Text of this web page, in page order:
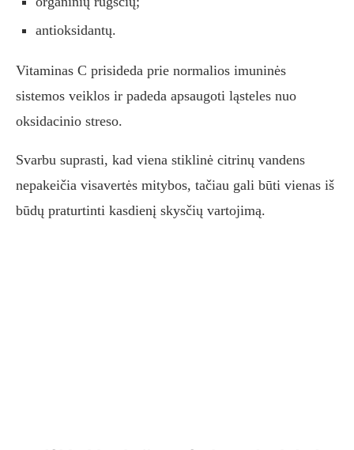
antioksidantų.
Vitaminas C prisideda prie normalios imuninės
sistemos veiklos ir padeda apsaugoti ląsteles nuo
oksidacinio streso.
Svarbu suprasti, kad viena stiklinė citrinų vandens
nepakeičia visavertės mitybos, tačiau gali būti vienas iš
būdų praturtinti kasdienį skysčių vartojimą.